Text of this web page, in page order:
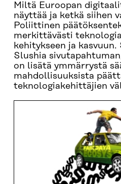
Miltä Euroopan
näyttää ja ketkä siihen
Poliittinen
merkittävästi
kehitykseen ja
Slushia
on lisätä ymmärrystä
mahdollisuuksista
teknologiakehittäjien